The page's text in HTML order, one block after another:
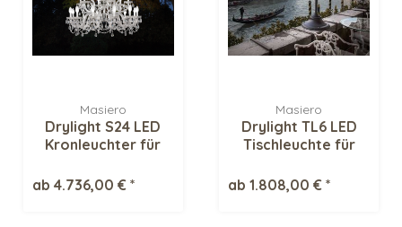
Masiero
Drylight S24 LED
Kronleuchter für
ab 4.736,00 € *
Masiero
Drylight TL6 LED
Tischleuchte für
ab 1.808,00 € *